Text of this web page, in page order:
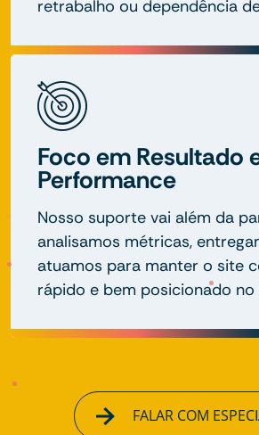
retrabalho ou dependência
Foco em Resultado
Performance
Nosso suporte vai além da
analisamos métricas,
atuamos para manter o site
rápido e bem posicionado no
FALAR COM